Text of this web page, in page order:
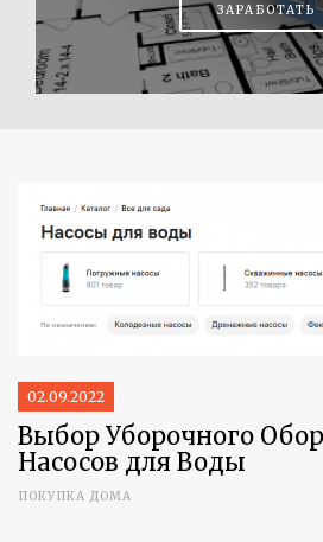
ЗАРАБОТАТЬ
02.09.2022
Выбор Уборочного
Насосов для Воды
ПОКУПКА ДОМА